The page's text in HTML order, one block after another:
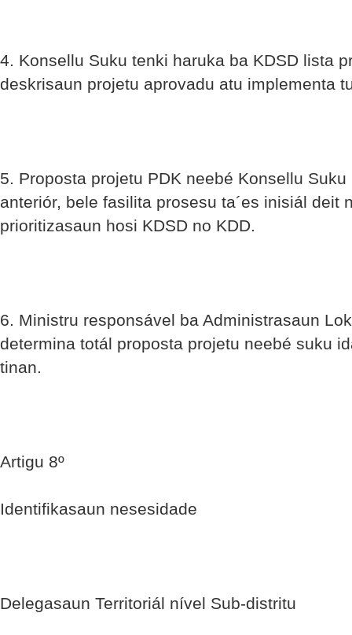
4. Konsellu Suku tenki haruka ba KDSD lista
deskrisaun projetu aprovadu atu implementa
5. Proposta projetu PDK neebé Konsellu
anteriór, bele fasilita prosesu ta´es inisiál deit
prioritizasaun hosi KDSD no KDD.
6. Ministru responsável ba Administrasaun
determina totál proposta projetu neebé suku
tinan.
Artigu 8º
Identifikasaun nesesidade
Delegasaun Territoriál nível Sub-distritu